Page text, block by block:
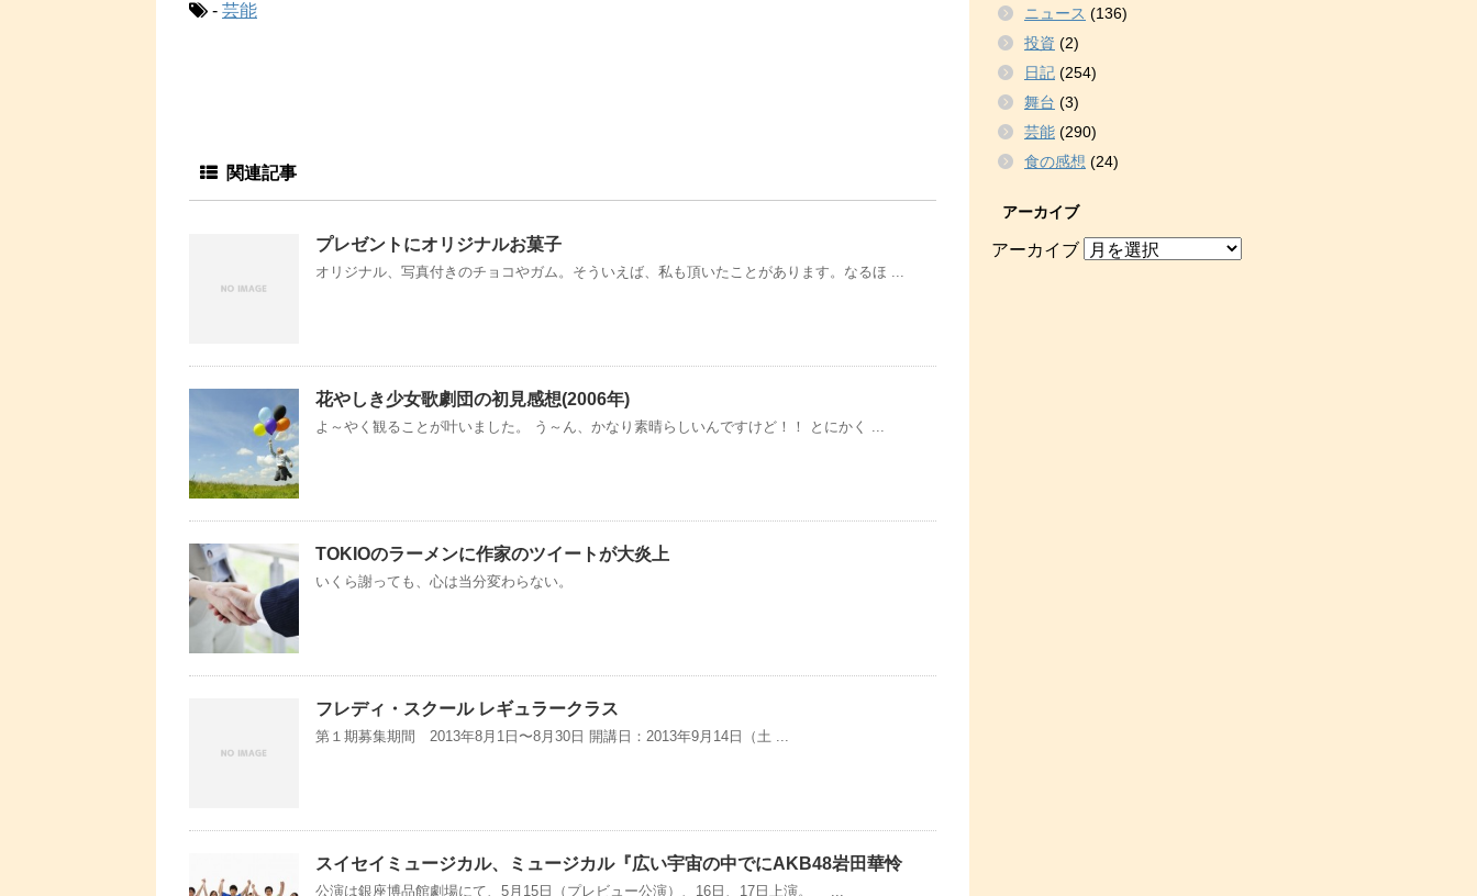
- 芸能
関連記事
プレゼントにオリジナルお菓子
オリジナル、写真付きのチョコやガム。そういえば、私も頂いたことがあります。なるほ ...
花やしき少女歌劇団の初見感想(2006年)
よ～やく観ることが叶いました。 う～ん、かなり素晴らしいんですけど！！ とにかく ...
TOKIOのラーメンに作家のツイートが大炎上
いくら謝っても、心は当分変わらない。
フレディ・スクール レギュラークラス
第１期募集期間 2013年8月1日〜8月30日 開講日：2013年9月14日（土 ...
スイセイミュージカル、ミュージカル『広い宇宙の中でにAKB48岩田華怜
公演は銀座博品館劇場にて、5月15日（プレビュー公演）、16日、17日上演。 ...
ニュース (136)
投資 (2)
日記 (254)
舞台 (3)
芸能 (290)
食の感想 (24)
アーカイブ
アーカイブ